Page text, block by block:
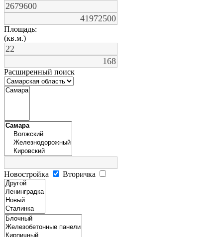
Площадь:
(кв.м.)
Расширенный поиск
Новостройка Вторичка